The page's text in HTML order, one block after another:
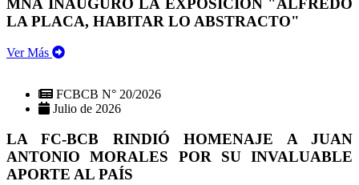
MNA INAUGURÓ LA EXPOSICIÓN "ALFREDO
LA PLACA, HABITAR LO ABSTRACTO"
Ver Más
FCBCB N° 20/2026
Julio de 2026
LA FC-BCB RINDIÓ HOMENAJE A JUAN
ANTONIO MORALES POR SU INVALUABLE
APORTE AL PAÍS